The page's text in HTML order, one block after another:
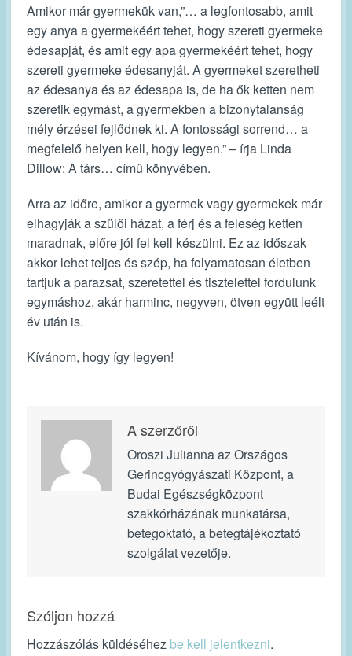
Amikor már gyermekük van,”… a legfontosabb, amit
egy anya a gyermekéért tehet, hogy szereti gyermeke
édesapját, és amit egy apa gyermekéért tehet, hogy
szereti gyermeke édesanyját. A gyermeket szeretheti
az édesanya és az édesapa is, de ha ők ketten nem
szeretik egymást, a gyermekben a bizonytalanság
mély érzései fejlődnek ki. A fontossági sorrend… a
megfelelő helyen kell, hogy legyen.” – írja Linda
Dillow: A társ… című könyvében.
Arra az időre, amikor a gyermek vagy gyermekek már
elhagyják a szülői házat, a férj és a feleség ketten
maradnak, előre jól fel kell készülni. Ez az időszak
akkor lehet teljes és szép, ha folyamatosan életben
tartjuk a parazsat, szeretettel és tisztelettel fordulunk
egymáshoz, akár harminc, negyven, ötven együtt leélt
év után is.
Kívánom, hogy így legyen!
A szerzőről
Oroszi Julianna az Országos
Gerincgyógyászati Központ, a
Budai Egészségközpont
szakkórházának munkatársa,
betegoktató, a betegtájékoztató
szolgálat vezetője.
Szóljon hozzá
Hozzászólás küldéséhez be kell jelentkezni.